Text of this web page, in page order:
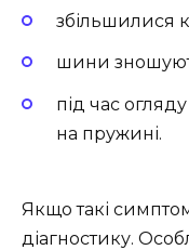
збільшилися
шини
під час
на пружині.
Якщо такі
діагностику.